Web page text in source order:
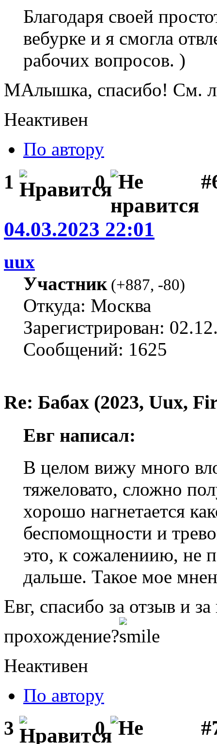
Благодаря своей
вебурке и я смогла
рабочих вопросов. )
МАлышка, спасибо! См.
Неактивен
По автору
1 0
04.03.2023 22:01
uux
Участник(+887, -80)
Откуда: Москва
Зарегистрирован:
Сообщений: 1625
Re: Бабах (2023, Uux,
Евг написал:
В целом вижу много
тяжеловато, сложно
хорошо нагнетается
беспомощности и
это, к сожалениию, не
дальше. Такое мое
Евг, спасибо за отзыв и
прохождение?
Неактивен
По автору
3 0